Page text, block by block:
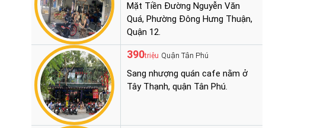
Mặt Tiền Đường Nguyễn Văn
Quá, Phường Đông Hưng Thuận,
Quận 12.
390triệu Quận Tân Phú
Sang nhượng quán cafe nằm ở
Tây Thạnh, quận Tân Phú.